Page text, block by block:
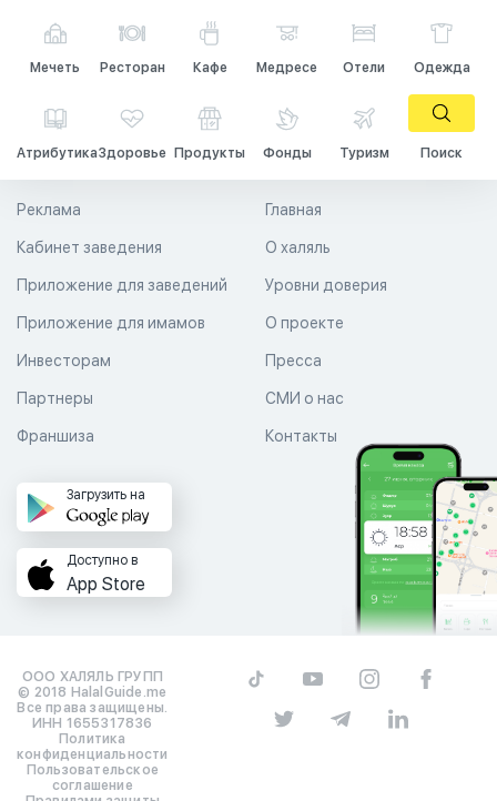
Мечеть Ресторан Кафе Медресе Отели Одежда
АтрибутикаЗдоровье Продукты Фонды Туризм Поиск
Главная
О халяль
Уровни доверия
Реклама
Кабинет заведения
Приложение для заведений
Приложение для имамов О проекте
Пресса
СМИ о нас
Контакты
Инвесторам
Партнеры
Франшиза
Загрузить на
Доступно в
App Store
ООО ХАЛЯЛЬ ГРУПП
© 2018 HalalGuide.me
Все права защищены.
ИНН 1655317836
Политика
конфиденциальности
Пользовательское
соглашение